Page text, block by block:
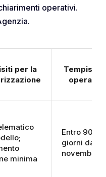
operativi.
per la
operative
minima
Entro 90
giorni dal
novembre